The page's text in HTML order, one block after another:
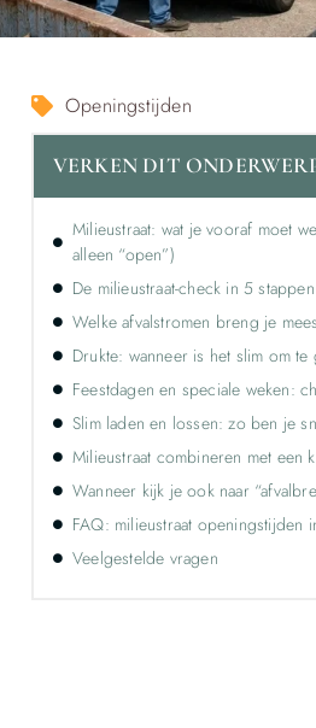
Openingstijden
VERKEN DIT
Milieustraat: wat je vooraf moet
alleen “open”)
De milieustraat-check in 5
Welke afvalstromen breng je
Drukte: wanneer is het slim om te
Feestdagen en speciale weken:
Slim laden en lossen: zo ben je
Milieustraat combineren met een
Wanneer kijk je ook naar
FAQ: milieustraat openingstijden
Veelgestelde vragen